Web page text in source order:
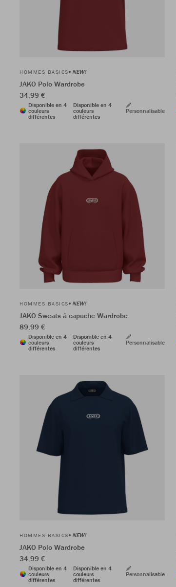
HOMMES BASICS NEW!
JAKO Polo Wardrobe
34,99 €
Disponible en 4
couleurs
différentes
Disponible en 4
couleurs
différentes
Personnalisable
HOMMES BASICS NEW!
JAKO Sweats à capuche Wardrobe
89,99 €
Disponible en 4
couleurs
différentes
Disponible en 4
couleurs
différentes
Personnalisable
HOMMES BASICS NEW!
JAKO Polo Wardrobe
34,99 €
Disponible en 4
couleurs
différentes
Disponible en 4
couleurs
différentes
Personnalisable